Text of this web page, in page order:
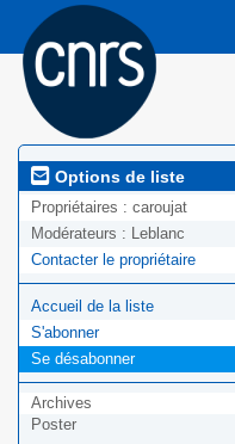
Options de liste
Propriétaires : caroujat
Modérateurs : Leblanc
Contacter le propriétaire
Accueil de la liste
S'abonner
Se désabonner
Archives
Poster